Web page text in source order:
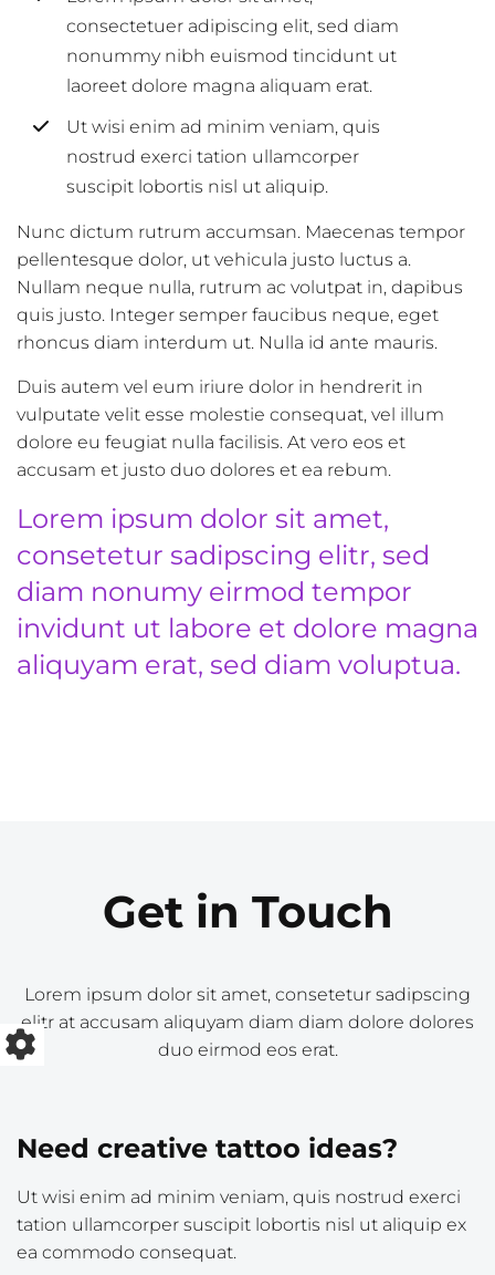
consectetuer adipiscing elit, sed diam
nonummy nibh euismod tincidunt ut
laoreet dolore magna aliquam erat.
Ut wisi enim ad minim veniam, quis
nostrud exerci tation ullamcorper
suscipit lobortis nisl ut aliquip.
Nunc dictum rutrum accumsan. Maecenas tempor
pellentesque dolor, ut vehicula justo luctus a.
Nullam neque nulla, rutrum ac volutpat in, dapibus
quis justo. Integer semper faucibus neque, eget
rhoncus diam interdum ut. Nulla id ante mauris.
Duis autem vel eum iriure dolor in hendrerit in
vulputate velit esse molestie consequat, vel illum
dolore eu feugiat nulla facilisis. At vero eos et
accusam et justo duo dolores et ea rebum.
Lorem ipsum dolor sit amet,
consetetur sadipscing elitr, sed
diam nonumy eirmod tempor
invidunt ut labore et dolore magna
aliquyam erat, sed diam voluptua.
Get in Touch
Lorem ipsum dolor sit amet, consetetur sadipscing
elitr at accusam aliquyam diam diam dolore dolores
duo eirmod eos erat.
Need creative tattoo ideas?
Ut wisi enim ad minim veniam, quis nostrud exerci
tation ullamcorper suscipit lobortis nisl ut aliquip ex
ea commodo consequat.